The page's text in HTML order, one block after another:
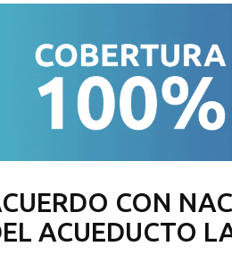
CON
ACUEDUCTO